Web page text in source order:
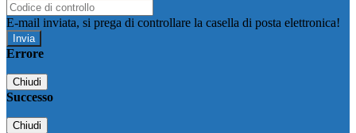
E-mail inviata, si prega di controllare la casella di posta elettronica!
Errore
Chiudi
Successo
Chiudi